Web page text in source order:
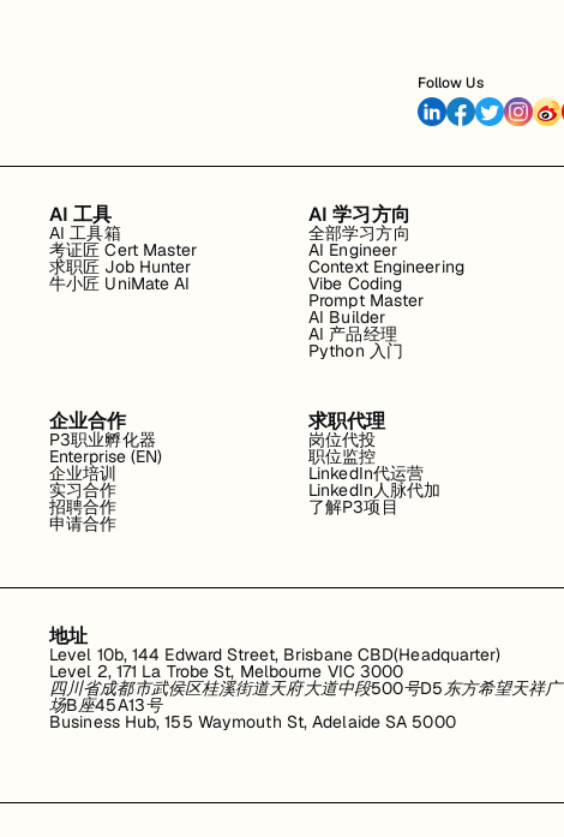
Follow Us
AI 工具
AI 工具箱
考证匠 Cert Master
求职匠 Job Hunter
牛小匠 UniMate AI
AI 学习方向
全部学习方向
AI Engineer
Context Engineering
Vibe Coding
Prompt Master
AI Builder
AI 产品经理
Python 入门
企业合作
P3职业孵化器
Enterprise (EN)
企业培训
实习合作
招聘合作
申请合作
求职代理
岗位代投
职位监控
LinkedIn代运营
LinkedIn人脉代加
了解P3项目
地址
Level 10b, 144 Edward Street, Brisbane CBD(Headquarter)
Level 2, 171 La Trobe St, Melbourne VIC 3000
四川省成都市武侯区桂溪街道天府大道中段500号D5东方希望天祥广
场B座45A13号
Business Hub, 155 Waymouth St, Adelaide SA 5000